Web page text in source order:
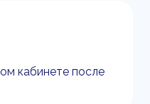
кабинете после